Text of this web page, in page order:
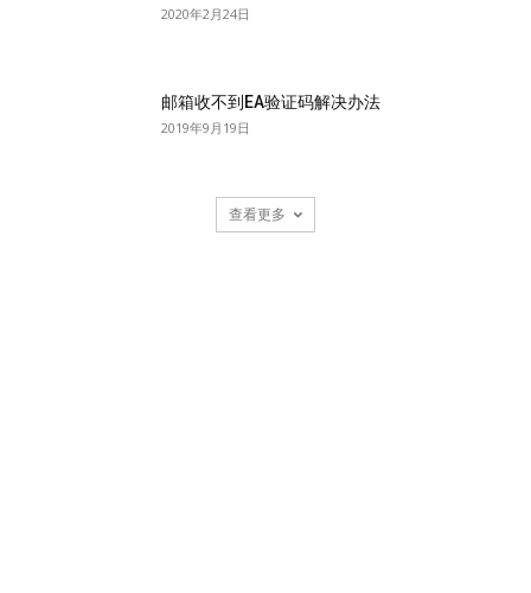
2020年2月24日
邮箱收不到EA验证码解决办法
2019年9月19日
查看更多